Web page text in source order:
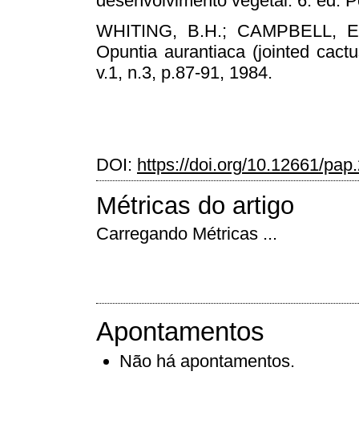
WHITING, B.H.; CAMPBELL,
Opuntia aurantiaca (jointed
v.1, n.3, p.87-91, 1984.
DOI: https://doi.org/10.12661/
Métricas do artigo
Carregando Métricas ...
Apontamentos
Não há apontamentos.